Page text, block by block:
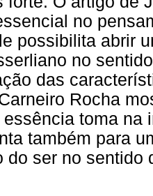
no
possibilita abrir
no
das
Rocha
toma na
também para
do ser no sentido